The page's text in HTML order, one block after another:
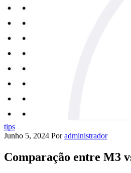
tips
Junho 5, 2024 Por administrador
Comparação entre M3